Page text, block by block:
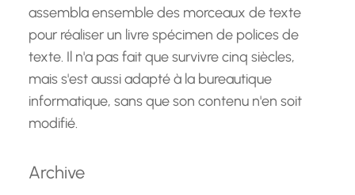
assembla ensemble des morceaux de texte
pour réaliser un livre spécimen de polices de
texte. Il n'a pas fait que survivre cinq siècles,
mais s'est aussi adapté à la bureautique
informatique, sans que son contenu n'en soit
modifié.
Archive